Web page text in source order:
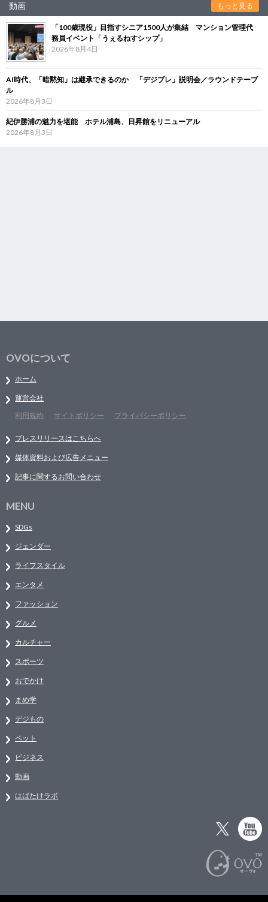
動画 もっと見る
「100歳現役」目指すシニア1500人が集結 マンション管理代
務員イベント「うぇるねすシップ」
2026年8月4日
AI時代、「暗黙知」は継承できるのか 「デジブレ」説明会／ラウンドテーブ
ル
2026年8月3日
紀伊勝浦の魅力を堪能 ホテル浦島、日昇館をリニューアル
2026年8月3日
OVOについて
ホーム
運営会社
利用規約
サイトポリシー プライバシーポリシー
プレスリリースはこちらへ
媒体資料および広告メニュー
記事に関するお問い合わせ
MENU
SDGs
ジェンダー
ライフスタイル
エンタメ
ファッション
グルメ
カルチャー
スポーツ
おでかけ
まめ学
デジもの
ペット
ビジネス
動画
はばたけラボ